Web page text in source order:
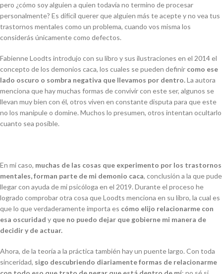
pero ¿cómo soy alguien a quien todavía no termino de procesar
personalmente? Es difícil querer que alguien más te acepte y no vea tus
trastornos mentales como un problema, cuando vos misma los
considerás únicamente como defectos.
Fabienne Loodts introdujo con su libro y sus ilustraciones en el 2014 el
concepto de los demonios caca, los cuales se pueden definir como ese
lado oscuro o sombra negativa que llevamos por dentro.La autora
menciona que hay muchas formas de convivir con este ser, algunos se
llevan muy bien con él, otros viven en constante disputa para que este
no los manipule o domine. Muchos lo presumen, otros intentan ocultarlo
cuanto sea posible.
En mi caso, muchas de las cosas que experimento por los trastornos
mentales, forman parte de mi demonio caca, conclusión a la que pude
llegar con ayuda de mi psicóloga en el 2019. Durante el proceso he
logrado comprobar otra cosa que Loodts menciona en su libro, la cual es
que lo que verdaderamente importa es cómo elijo relacionarme con
esa oscuridad y que no puedo dejar que gobierne mi manera de
decidir y de actuar.
Ahora, de la teoría a la práctica también hay un puente largo. Con toda
sinceridad, sigo descubriendo diariamente formas de relacionarme